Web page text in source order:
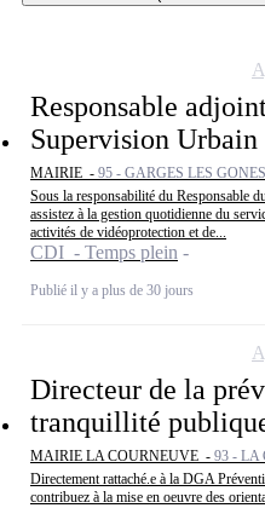
Responsable
Supervision
MAIRIE - 95 - GARGES LES
Sous la responsabilité du Responsable
assistez à la gestion quotidienne du
activités de vidéoprotection et de...
CDI - Temps plein
Publié il y a plus de 30 jours
Directeur de la
tranquillité
MAIRIE LA COURNEUVE - 93 - LA
Directement rattaché.e à la DGA
contribuez à la mise en oeuvre des